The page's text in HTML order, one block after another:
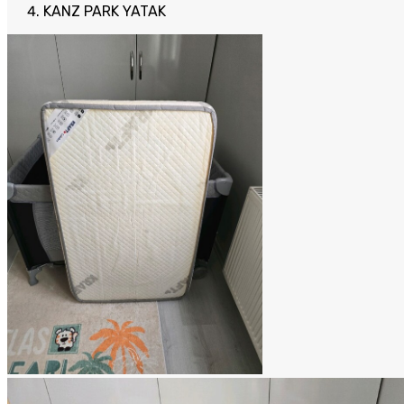
KANZ PARK YATAK